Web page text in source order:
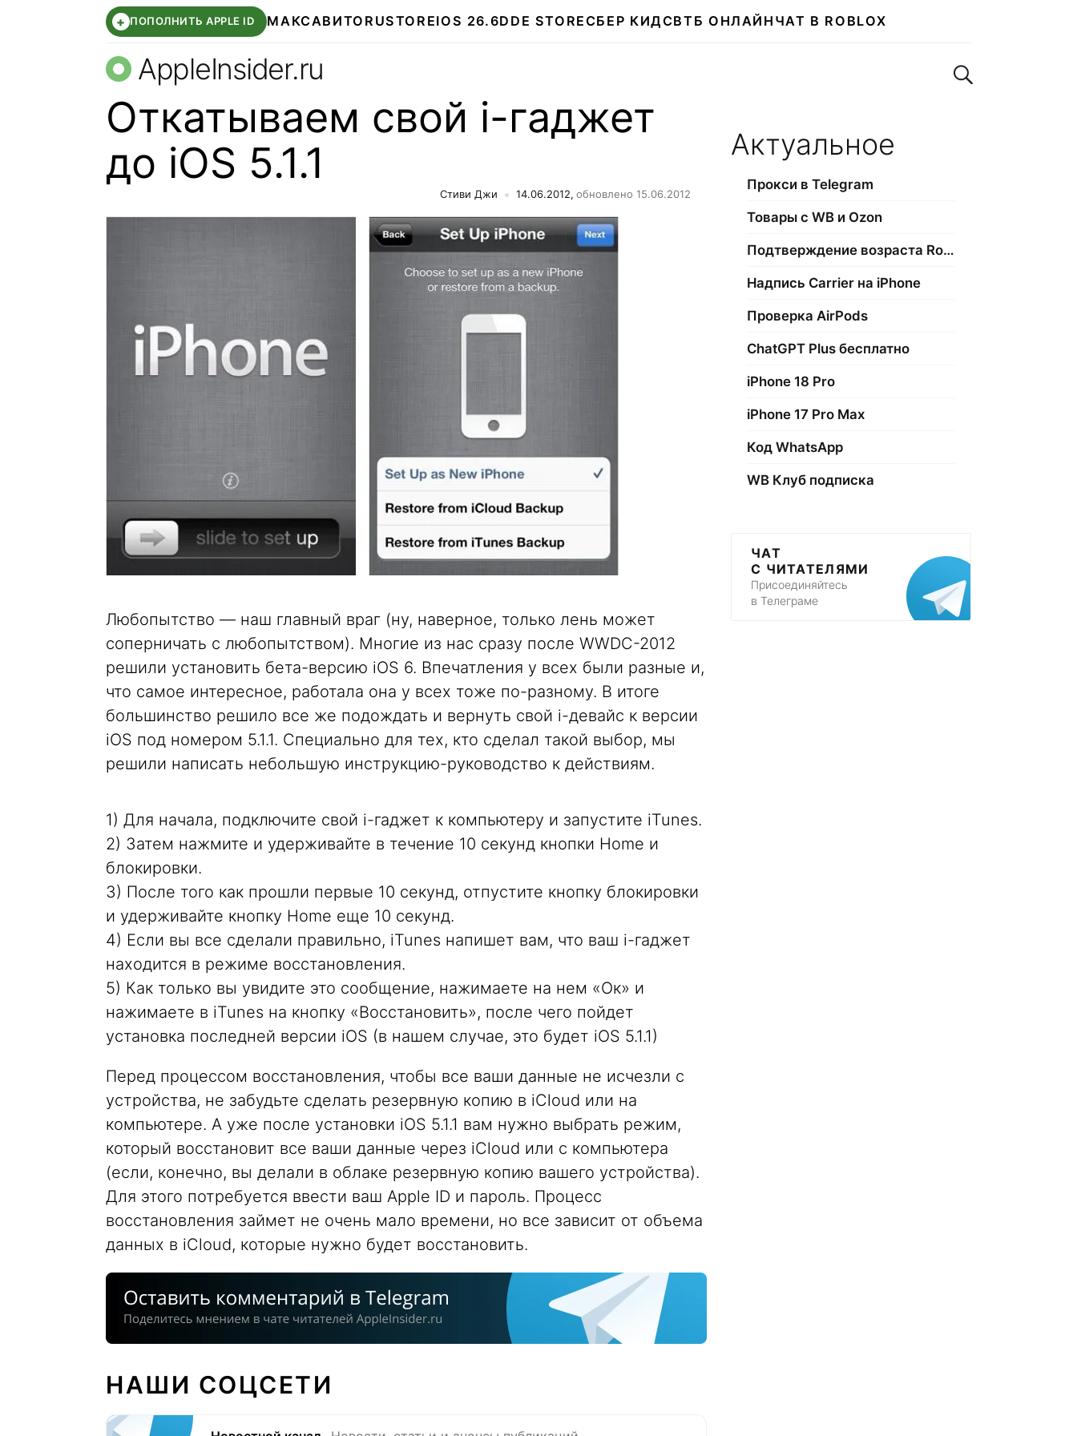
+ ПОПОЛНИТЬ APPLE ID МАКСАВИТО RUSTOREIOS 26.6DDE STORE СБЕР КИДСВТБ ОНЛАЙН ЧАТ В ROBLOX
AppleInsider.ru Поиск по сайту
Откатываем свой i-гаджет
до iOS 5.1.1
Стиви Джи 14.06.2012, обновлено 15.06.2012
Любопытство — наш главный враг (ну, наверное, только лень может
соперничать с любопытством). Многие из нас сразу после WWDC-2012
решили установить бета-версию iOS 6. Впечатления у всех были разные и,
что самое интересное, работала она у всех тоже по-разному. В итоге
большинство решило все же подождать и вернуть свой i-девайс к версии
iOS под номером 5.1.1. Специально для тех, кто сделал такой выбор, мы
решили написать небольшую инструкцию-руководство к действиям.
1) Для начала, подключите свой i-гаджет к компьютеру и запустите iTunes.
2) Затем нажмите и удерживайте в течение 10 секунд кнопки Home и
блокировки.
3) После того как прошли первые 10 секунд, отпустите кнопку блокировки
и удерживайте кнопку Home еще 10 секунд.
4) Если вы все сделали правильно, iTunes напишет вам, что ваш i-гаджет
находится в режиме восстановления.
5) Как только вы увидите это сообщение, нажимаете на нем «Ок» и
нажимаете в iTunes на кнопку «Восстановить», после чего пойдет
установка последней версии iOS (в нашем случае, это будет iOS 5.1.1)
Перед процессом восстановления, чтобы все ваши данные не исчезли с
устройства, не забудьте сделать резервную копию в iCloud или на
компьютере. А уже после установки iOS 5.1.1 вам нужно выбрать режим,
который восстановит все ваши данные через iCloud или с компьютера
(если, конечно, вы делали в облаке резервную копию вашего устройства).
Для этого потребуется ввести ваш Apple ID и пароль. Процесс
восстановления займет не очень мало времени, но все зависит от объема
данных в iCloud, которые нужно будет восстановить.
НАШИ СОЦСЕТИ
Актуальное
Прокси в Telegram
Товары с WB и Ozon
Подтверждение возраста Roblox
Надпись Carrier на iPhone
Проверка AirPods
ChatGPT Plus бесплатно
iPhone 18 Pro
iPhone 17 Pro Max
Код WhatsApp
WB Клуб подписка
ЧАТ
С ЧИТАТЕЛЯМИ
Присоединяйтесь
в Телеграме